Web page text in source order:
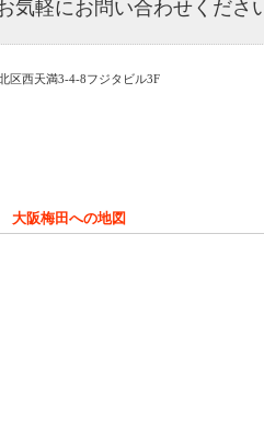
気軽にお問い合わせくださ
区西天満3-4-8フジタビル3F
阪梅田への地図